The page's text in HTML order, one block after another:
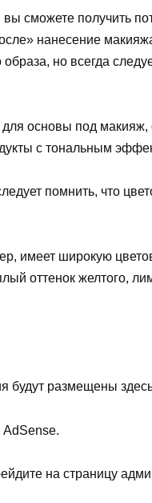
вы сможете получить
нанесение
образа, но всегда
основы под макияж,
с тональным
помнить, что
имеет широкую
оттенок желтого,
будут размещены
AdSense.
на страницу